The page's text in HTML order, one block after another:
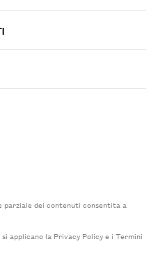
dei contenuti consentita a
applicano la Privacy Policye i Termini